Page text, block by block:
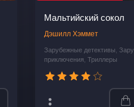
Мальтийский сокол
Дэшилл Хэммет
Зарубежные детективы
приключения ,Триллеры